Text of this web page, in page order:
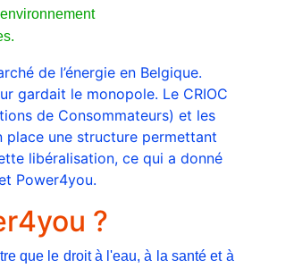
de l’énergie en Belgique.
gardait le monopole. Le CRIOC
de Consommateurs) et les
une structure permettant
libéralisation, ce qui a donné
Power4you.
?
que le droit à l'eau, à la santé et à